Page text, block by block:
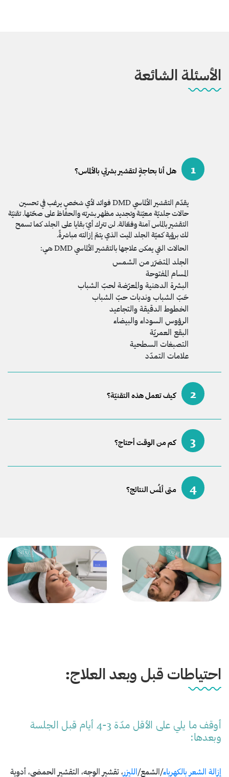
الأسئلة الشائعة
1 هل أنا بحاجةٍ لتقشير بشرتي بالألماس؟
يقدّم التقشير الألماسي DMD فوائد لأي شخصٍ يرغب في تحسين
حالات جلديّة معيّنة وتجديد مظهر بشرته والحفاظ على صحّتها. تقنيّة
التقشير بالماس آمنة وفعّالة. لن تترك أيّ بقايا على الجلد كما تسمح
لك برؤية كميّة الجلد الميت الذي يتمّ إزالته مباشرةً.
الحالات التي يمكن علاجها بالتقشير الألماسي DMD هي:
الجلد المتضرّر من الشمس
المسام المفتوحة
البشرة الدهنية والمعرّضة لحبّ الشباب
حَبّ الشباب وندبات حبّ الشباب
الخطوط الدقيقة والتجاعيد
الرؤوس السوداء والبيضاء
البقع العمريّة
التصبغات السطحية
علامات التمدّد
2 كيف تعمل هذه التقنيّة؟
3 كم من الوقت أحتاج؟
4 متى ألمُس النتائج؟
احتياطات قبل وبعد العلاج:
أوقف ما يلي على الأقل مدّة 3-4 أيام قبل الجلسة
وبعدها:
إزالة الشعر بالكهرباء/الشمع/الليزر، تقشير الوجه، التقشير الحمضي، أدوية